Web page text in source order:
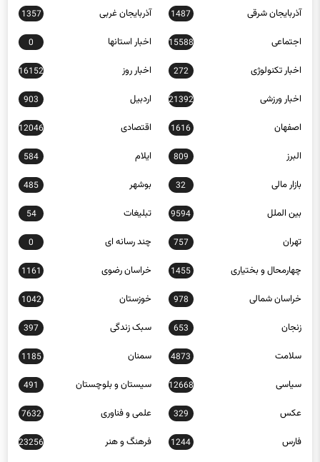
آذربایجان شرقی 1487 آذربایجان غربی 1357
اجتماعی 15588 اخبار استانها 0
اخبار تکنولوژی 272 اخبار روز 16152
اخبار ورزشی 21392 اردبیل 903
اصفهان 1616 اقتصادی 12046
البرز 809 ایلام 584
بازار مالی 32 بوشهر 485
بین الملل 9594 تبلیغات 54
تهران 757 چند رسانه ای 0
چهارمحال و بختیاری 1455 خراسان رضوی 1161
خراسان شمالی 978 خوزستان 1042
زنجان 653 سبک زندگی 397
سلامت 4873 سمنان 1185
سیاسی 12668 سیستان و بلوچستان 491
عکس 329 علمی و فناوری 7632
فارس 1244 فرهنگ و هنر 23256